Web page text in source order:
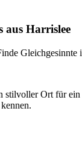
aus Harrislee
Ort für